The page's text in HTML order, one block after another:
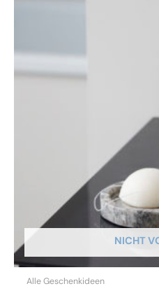
NICHT
Alle Geschenkideen